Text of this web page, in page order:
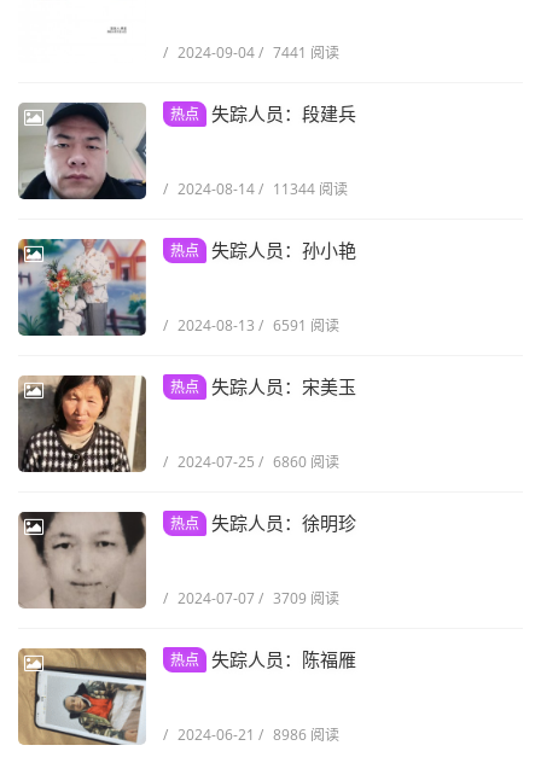
/ 2024-09-04/ 7441 阅读
热点 失踪人员：段建兵
/ 2024-08-14/ 11344 阅读
热点 失踪人员：孙小艳
/ 2024-08-13 / 6591 阅读
热点 失踪人员：宋美玉
/ 2024-07-25 / 6860 阅读
热点 失踪人员：徐明珍
/ 2024-07-07/ 3709 阅读
热点 失踪人员：陈福雁
/ 2024-06-21 / 8986 阅读